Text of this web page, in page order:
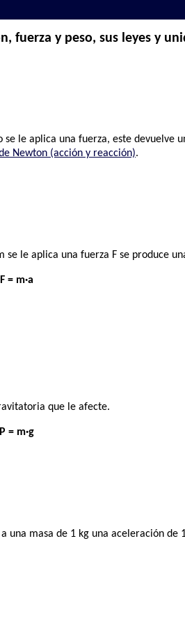
fuerza y peso, sus leyes y
le aplica una fuerza, este devuelve
Newton (acción y reacción).
se le aplica una fuerza F se produce
F = m·a
que le afecte.
P = m·g
masa de 1 kg una aceleración de